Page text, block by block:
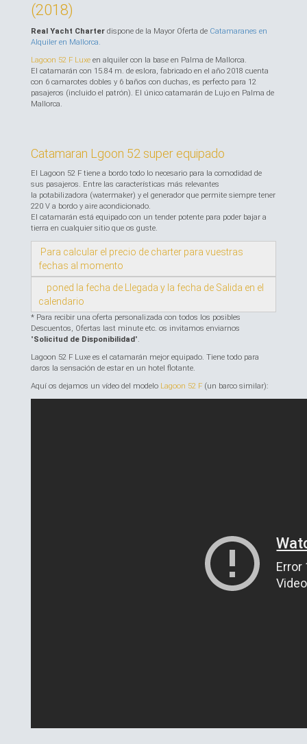
(2018)
Real Yacht Charter dispone de la Mayor Oferta de Catamaranes en
Alquiler en Mallorca.
Lagoon 52 F Luxe en alquiler con la base en Palma de Mallorca.
El catamarán con 15.84 m. de eslora, fabricado en el año 2018 cuenta
con 6 camarotes dobles y 6 baños con duchas, es perfecto para 12
pasajeros (incluido el patrón). El único catamarán de Lujo en Palma de
Mallorca.
Catamaran Lgoon 52 super equipado
El Lagoon 52 F tiene a bordo todo lo necesario para la comodidad de
sus pasajeros. Entre las características más relevantes
la potabilizadora (watermaker) y el generador que permite siempre tener
220 V a bordo y aire acondicionado.
El catamarán está equipado con un tender potente para poder bajar a
tierra en cualquier sitio que os guste.
Para calcular el precio de charter para vuestras
fechas al momento
poned la fecha de Llegada y la fecha de Salida en el
calendario
* Para recibir una oferta personalizada con todos los posibles
Descuentos, Ofertas last minute etc. os invitamos enviarnos
"Solicitud de Disponibilidad".
Lagoon 52 F Luxe es el catamarán mejor equipado. Tiene todo para
daros la sensación de estar en un hotel flotante.
Aquí os dejamos un vídeo del modelo Lagoon 52 F (un barco similar):